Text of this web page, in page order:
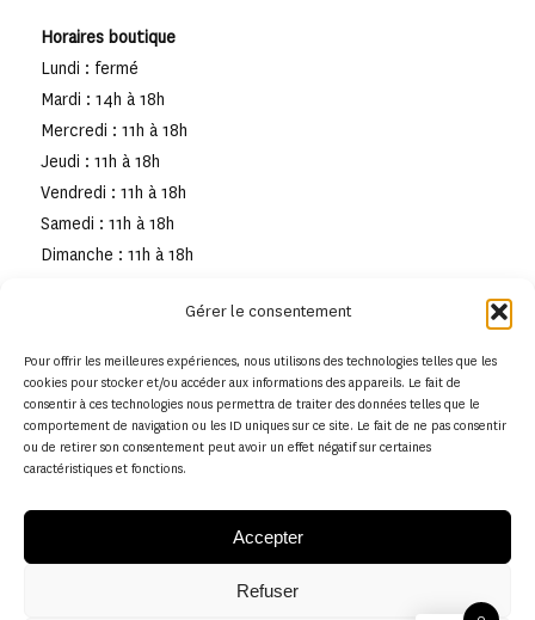
Gérer le consentement
Pour offrir les meilleures expériences, nous utilisons des technologies telles que les
cookies pour stocker et/ou accéder aux informations des appareils. Le fait de
consentir à ces technologies nous permettra de traiter des données telles que le
comportement de navigation ou les ID uniques sur ce site. Le fait de ne pas consentir
ou de retirer son consentement peut avoir un effet négatif sur certaines
caractéristiques et fonctions.
Accepter
Refuser
Horaires boutique
Lundi : fermé
Mardi : 14h à 18h
Mercredi : 11h à 18h
Jeudi : 11h à 18h
Vendredi : 11h à 18h
Samedi : 11h à 18h
Dimanche : 11h à 18h